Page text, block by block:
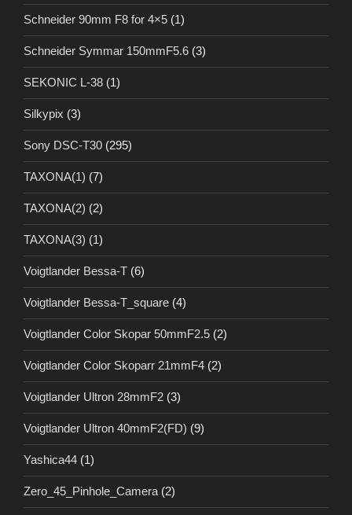
Schneider 90mm F8 for 4×5 (1)
Schneider Symmar 150mmF5.6 (3)
SEKONIC L-38 (1)
Silkypix (3)
Sony DSC-T30 (295)
TAXONA(1) (7)
TAXONA(2) (2)
TAXONA(3) (1)
Voigtlander Bessa-T (6)
Voigtlander Bessa-T_square (4)
Voigtlander Color Skopar 50mmF2.5 (2)
Voigtlander Color Skoparr 21mmF4 (2)
Voigtlander Ultron 28mmF2 (3)
Voigtlander Ultron 40mmF2(FD) (9)
Yashica44 (1)
Zero_45_Pinhole_Camera (2)